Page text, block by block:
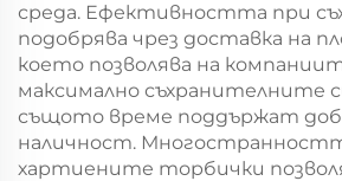
среда. Ефективността при
подобрява чрез доставка на
което позволява на
максимално съхранителните
същото време поддържат
наличност.
хартиените торбички